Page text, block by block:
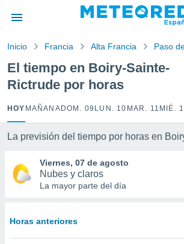
por
para
la
calidad.
a este
las
y
forma
basada
Inicio Francia Alta Francia Paso
El tiempo en Boiry-Sainte-
Rictrude por horas
HOY MAÑANA DOM. 09 LUN. 10 MAR. 11 MIÉ.
La previsión del tiempo por horas en
Viernes, 07 de agosto
Nubes y claros
La mayor parte del día
Horas anteriores